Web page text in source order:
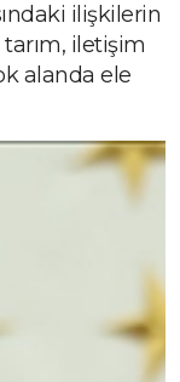
ilişkilerin
iletişim
alanda ele